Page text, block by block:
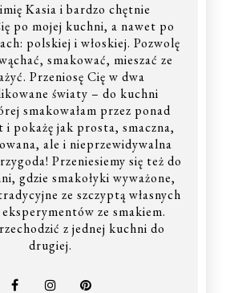
Kasia i bardzo chętnie
po mojej kuchni, a nawet po
polskiej i włoskiej. Pozwolę
smakować, mieszać ze
Przeniosę Cię w dwa
światy – do kuchni
smakowałam przez ponad
i pokażę jak prosta, smaczna,
ale i nieprzewidywalna
Przeniesiemy się też do
gdzie smakołyki wyważone,
ze szczyptą własnych
eksperymentów ze smakiem.
z jednej kuchni do
drugiej.